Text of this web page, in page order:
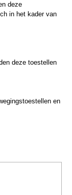
deze
in het kader van
deze toestellen
en